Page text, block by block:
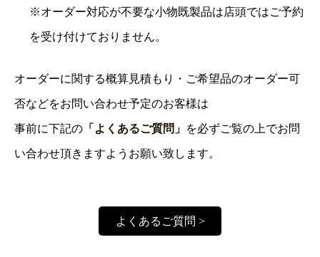
※オーダー対応が不要な小物既製品は店頭ではご予約
を受け付けておりません。
オーダーに関する概算見積もり・ご希望品のオーダー可
否などをお問い合わせ予定のお客様は
事前に下記の 「よくあるご質問」 を必ずご覧の上でお問
い合わせ頂きますようお願い致します。
よくあるご質問 >